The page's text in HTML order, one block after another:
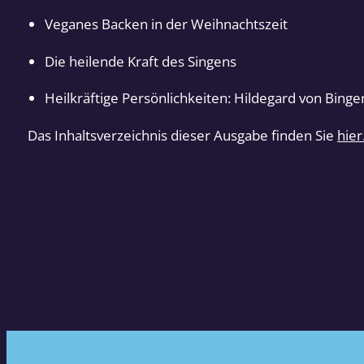
Veganes Backen in der Weihnachtszeit
Die heilende Kraft des Singens
Heilkräftige Persönlichkeiten: Hildegard von
Das Inhaltsverzeichnis dieser Ausgabe finden Sie